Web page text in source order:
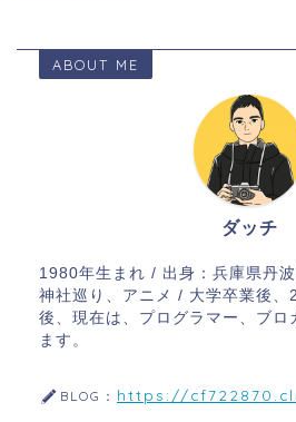
ABOUT ME
ダッチ
1980年生まれ / 出身：兵庫県丹
神社巡り、アニメ / 大学卒業後、
後、現在は、プログラマー、ブロ
ます。
BLOG： https://